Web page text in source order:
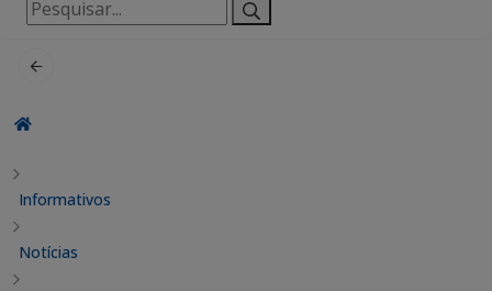
por:
Informativos
Notícias